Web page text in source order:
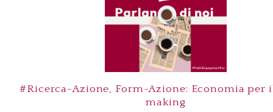
#Ricerca-Azione, Form-Azione: Economia per
making